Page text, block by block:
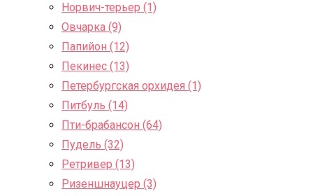
Норвич-терьер (1)
Овчарка (9)
Папийон (12)
Пекинес (13)
Петербургская орхидея (1)
Питбуль (14)
Пти-брабансон (64)
Пудель (32)
Ретривер (13)
Ризеншнауцер (3)